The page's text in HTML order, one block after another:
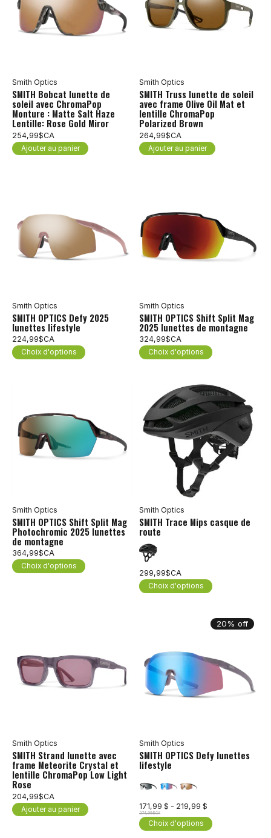
Smith Optics
SMITH Bobcat lunette de
soleil avec ChromaPop
Monture : Matte Salt Haze
Lentille: Rose Gold Miror
254,99$CA
Ajouter au panier
Smith Optics
SMITH Truss lunette de soleil
avec frame Olive Oil Mat et
lentille ChromaPop
Polarized Brown
264,99$CA
Ajouter au panier
Smith Optics
SMITH OPTICS Defy 2025
lunettes lifestyle
224,99$CA
Choix d'options
Smith Optics
SMITH OPTICS Shift Split Mag
2025 lunettes de montagne
324,99$CA
Choix d'options
Smith Optics
SMITH OPTICS Shift Split Mag
Photochromic 2025 lunettes
de montagne
364,99$CA
Choix d'options
Smith Optics
SMITH Trace Mips casque de
route
299,99$CA
Choix d'options
Smith Optics
SMITH Strand lunette avec
frame Meteorite Crystal et
lentille ChromaPop Low Light
Rose
204,99$CA
Ajouter au panier
20% off
Smith Optics
SMITH OPTICS Defy lunettes
lifestyle
171,99 $ - 219,99 $
274,99$CA
Choix d'options